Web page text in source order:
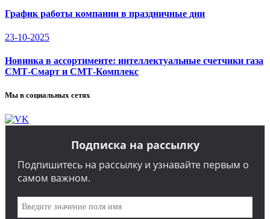
График работы компании в праздничные дни
23-10-2025
Новинка в ассортименте: интеллектуальные счетчики газа
СМТ-Смарт и СМТ-Комплекс
Мы в социальных сетях
Подписка на рассылку
Подпишитесь на рассылку и узнавайте первым о
самом важном.